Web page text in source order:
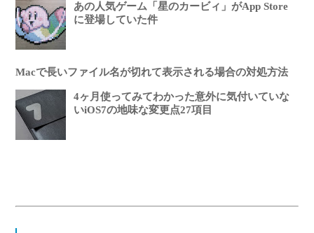
あの人気ゲーム「星のカービィ」がApp Store
に登場していた件
Macで長いファイル名が切れて表示される場合の対処方法
4ヶ月使ってみてわかった意外に気付いていな
いiOS7の地味な変更点27項目